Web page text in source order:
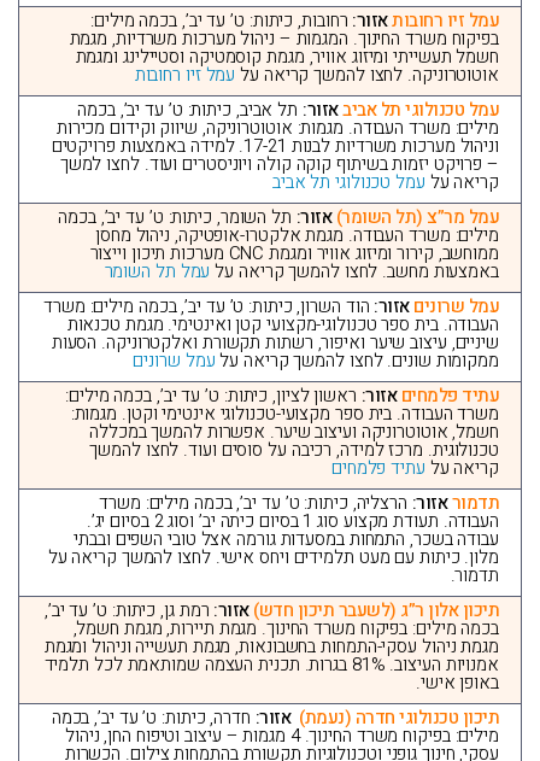
עמל זיו רחובותאזור: רחובות, כיתות: ט’ עד יב’, בכמה מילים:
בפיקוח משרד החינוך. המגמות – ניהול מערכות משרדיות, מגמת
חשמל תעשייתי ומיזוג אוויר, מגמת קוסמטיקה וסטיילינג ומגמת
אוטוטרוניקה. לחצו להמשך קריאה על עמל זיו רחובות
עמל טכנולוגי תל אביבאזור: תל אביב, כיתות: ט’ עד יב’, בכמה
מילים: משרד העבודה. מגמות: אוטוטרוניקה, שיווק וקידום מכירות
וניהול מערכות משרדיות לבנות 17-21. למידה באמצעות פרויקטים
– פרויקט יזמות בשיתוף קוקה קולה ויוניסטרים ועוד. לחצו למשך
קריאה על עמל טכנולוגי תל אביב
עמל מר”צ (תל השומר)אזור: תל השומר, כיתות: ט’ עד יב’, בכמה
מילים: משרד העבודה. מגמת אלקטרו-אופטיקה, ניהול מחסן
ממוחשב, קירור ומיזוג אוויר ומגמת CNC מערכות תיכון וייצור
באמצעות מחשב. לחצו להמשך קריאה על עמל תל השומר
עמל שרוניםאזור: הוד השרון, כיתות: ט’ עד יב’, בכמה מילים: משרד
העבודה. בית ספר טכנולוגי-מקצועי קטן ואינטימי. מגמת טכנאות
שיניים, עיצוב שיער ואיפור, רשתות תקשורת ואלקטרוניקה. הסעות
ממקומות שונים. לחצו להמשך קריאה עלעמל שרונים
עתיד פלמחיםאזור: ראשון לציון, כיתות: ט’ עד יב’, בכמה מילים:
משרד העבודה. בית ספר מקצועי-טכנולוגי אינטימי וקטן. מגמות:
חשמל, אוטוטרוניקה ועיצוב שיער. אפשרות להמשך במכללה
טכנולוגית. מרכז למידה, רכיבה על סוסים ועוד. לחצו להמשך
קריאה על עתיד פלמחים
תדמוראזור: הרצליה, כיתות: ט’ עד יב’, בכמה מילים: משרד
העבודה. תעודת מקצוע סוג 1 בסיום כיתה יב’ וסוג 2 בסיום יג’.
עבודה בשכר, התמחות במסעדות גורמה אצל טובי השפים ובבתי
מלון. כיתות עם מעט תלמידים ויחס אישי. לחצו להמשך קריאה על
תדמור.
תיכון אלון ר”ג (לשעבר תיכון חדש)אזור: רמת גן, כיתות: ט’ עד יב’,
בכמה מילים: בפיקוח משרד החינוך. מגמת תיירות, מגמת חשמל,
מגמת ניהול עסקי-התמחות בחשבונאות, מגמת תעשייה וניהול ומגמת
אמנויות העיצוב. 81% בגרות. תכנית העצמה שמותאמת לכל תלמיד
באופן אישי.
תיכון טכנולוגי חדרה (נעמת) אזור: חדרה, כיתות: ט’ עד יב’, בכמה
מילים: בפיקוח משרד החינוך. 4 מגמות – עיצוב וטיפוח החן, ניהול
עסקי, חינוך גופני וטכנולוגיות תקשורת בהתמחות צילום. הכשרות